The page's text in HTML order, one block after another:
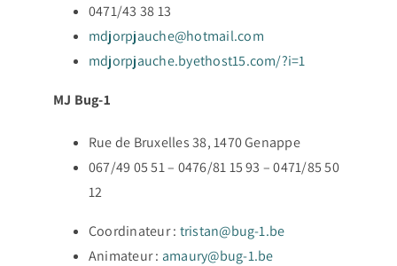
0471/43 38 13
mdjorpjauche@hotmail.com
mdjorpjauche.byethost15.com/?i=1
MJ Bug-1
Rue de Bruxelles 38, 1470 Genappe
067/49 05 51 – 0476/81 15 93 – 0471/85 50
12
Coordinateur : tristan@bug-1.be
Animateur : amaury@bug-1.be